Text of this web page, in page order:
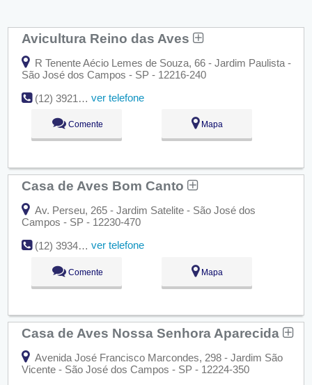
Avicultura Reino das Aves
R Tenente Aécio Lemes de Souza, 66 - Jardim Paulista -
São José dos Campos - SP - 12216-240
(12) 3921-2608
ver telefone
Comente Mapa
Casa de Aves Bom Canto
Av. Perseu, 265 - Jardim Satelite - São José dos
Campos - SP - 12230-470
(12) 3934-6283
ver telefone
Comente Mapa
Casa de Aves Nossa Senhora Aparecida
Avenida José Francisco Marcondes, 298 - Jardim São
Vicente - São José dos Campos - SP - 12224-350